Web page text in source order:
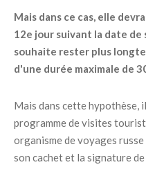
Mais dans ce cas, elle
12e jour suivant la date
souhaite rester plus
d'une durée maximale de
Mais dans cette hypothèse,
programme de visites
organisme de voyages
son cachet et la signature